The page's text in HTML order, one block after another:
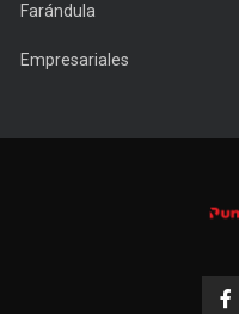
Farándula
Empresariales